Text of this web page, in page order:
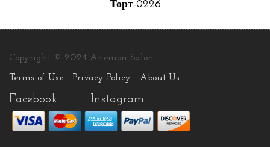
Торт-0226
Copyright © 2024 Anemon Salon.
Terms of Use Privacy Policy About Us
Facebook Instagram